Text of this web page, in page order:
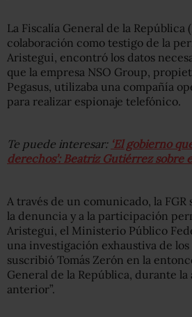
La Fiscalía General de la República
colaboración como testigo de la
Aristegui, encontró los datos
que la empresa NSO Group,
Pegasus, utilizaba una compañía
para realizar espionaje telefónico.
Te puede interesar: ‘El gobierno
derechos’: Beatriz Gutiérrez sobre
A través de un comunicado, la FGR
la denuncia y a la participación
Aristegui, el Ministerio Público
una investigación exhaustiva de
suscribió Tomás Zerón en la
General de la República, durante
anterior”.